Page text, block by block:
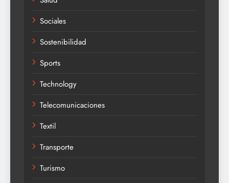
Sociales
Sostenibilidad
Sports
Technology
Telecomunicaciones
Textil
Transporte
Turismo